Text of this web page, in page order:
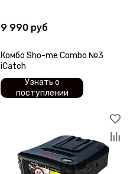
9 990 руб
Комбо Sho-me Combo №3
iCatch
Узнать о
поступлении